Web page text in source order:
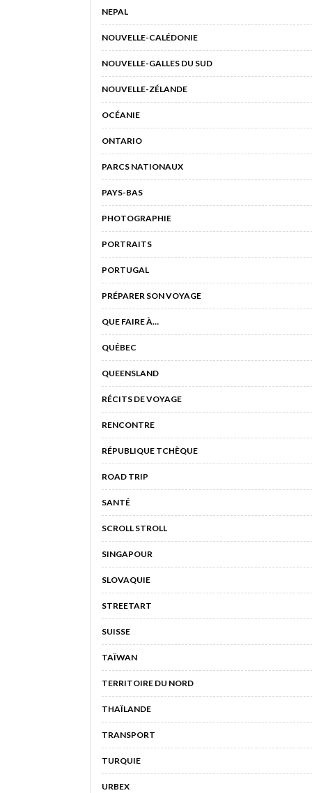
NEPAL
NOUVELLE-CALÉDONIE
NOUVELLE-GALLES DU SUD
NOUVELLE-ZÉLANDE
OCÉANIE
ONTARIO
PARCS NATIONAUX
PAYS-BAS
PHOTOGRAPHIE
PORTRAITS
PORTUGAL
PRÉPARER SON VOYAGE
QUE FAIRE À…
QUÉBEC
QUEENSLAND
RÉCITS DE VOYAGE
RENCONTRE
RÉPUBLIQUE TCHÈQUE
ROAD TRIP
SANTÉ
SCROLL STROLL
SINGAPOUR
SLOVAQUIE
STREETART
SUISSE
TAÏWAN
TERRITOIRE DU NORD
THAÏLANDE
TRANSPORT
TURQUIE
URBEX